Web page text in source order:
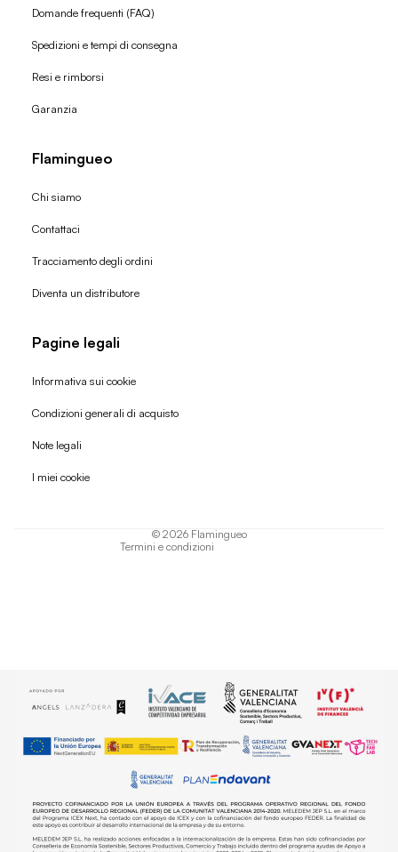
Domande frequenti (FAQ)
Spedizioni e tempi di consegna
Resi e rimborsi
Garanzia
Flamingueo
Chi siamo
Contattaci
Tracciamento degli ordini
Diventa un distributore
Pagine legali
Informativa sui cookie
Condizioni generali di acquisto
Note legali
I miei cookie
© 2026 Flamingueo
Termini e condizioni
Politica di rimborso